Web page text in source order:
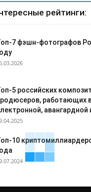
рейтинги:
7 фэшн-фотографов
5 российских
работающих
авангардной
10